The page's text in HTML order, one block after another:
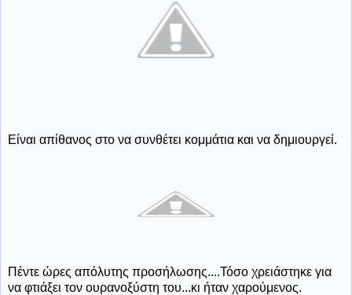
Είναι απίθανος στο να συνθέτει κομμάτια και να δημιουργεί.
Πέντε ώρες απόλυτης προσήλωσης....Τόσο χρειάστηκε για
να φτιάξει τον ουρανοξύστη του...κι ήταν χαρούμενος.